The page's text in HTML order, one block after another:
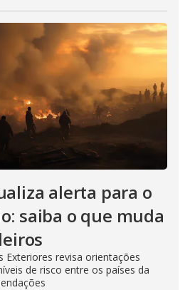
alerta para o
saiba o que muda
Exteriores revisa orientações
de risco entre os países da